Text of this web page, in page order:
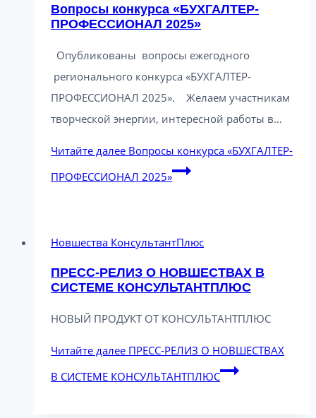
Вопросы конкурса «БУХГАЛТЕР-
ПРОФЕССИОНАЛ 2025»
Опубликованы вопросы ежегодного
регионального конкурса «БУХГАЛТЕР-
ПРОФЕССИОНАЛ 2025». Желаем участникам
творческой энергии, интересной работы в…
Читайте далее Вопросы конкурса «БУХГАЛТЕР-
ПРОФЕССИОНАЛ 2025»
Новшества КонсультантПлюс
ПРЕСС-РЕЛИЗ О НОВШЕСТВАХ В
СИСТЕМЕ КОНСУЛЬТАНТПЛЮС
НОВЫЙ ПРОДУКТ ОТ КОНСУЛЬТАНТПЛЮС
Читайте далее ПРЕСС-РЕЛИЗ О НОВШЕСТВАХ
В СИСТЕМЕ КОНСУЛЬТАНТПЛЮС